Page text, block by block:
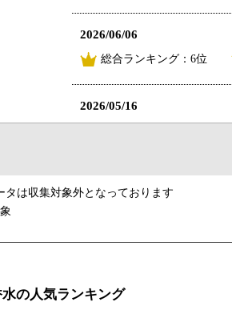
2026/06/06
総合ランキング：6位
2026/05/16
2025/04/03
総合ランキング：22位
は収集対象外となっております
の人気ランキング